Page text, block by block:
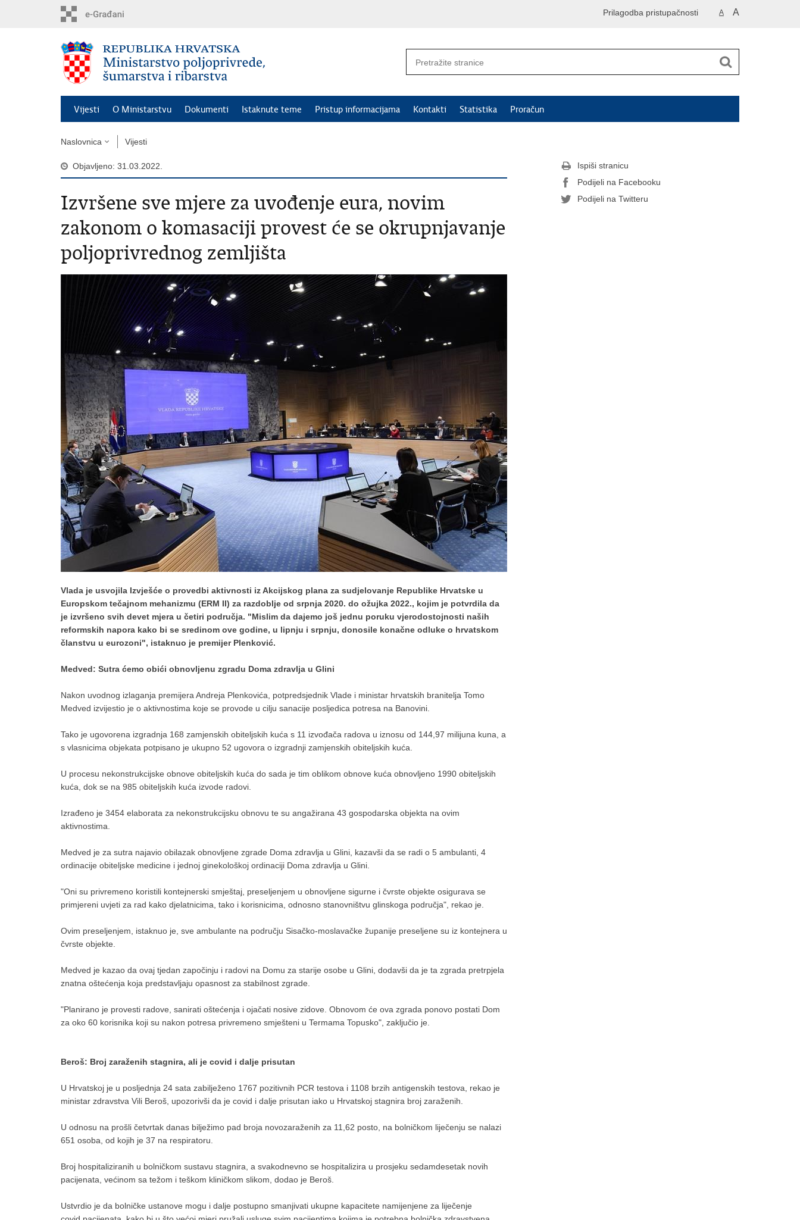
A A
Prilagodba pristupačnosti
Vijesti O Ministarstvu Dokumenti Istaknute teme Pristup informacijama Kontakti Statistika Proračun
Naslovnica Vijesti
Objavljeno: 31.03.2022.
Izvršene sve mjere za uvođenje eura, novim
zakonom o komasaciji provest će se okrupnjavanje
poljoprivrednog zemljišta
Vlada je usvojila Izvješće o provedbi aktivnosti iz Akcijskog plana za sudjelovanje Republike Hrvatske u
Europskom tečajnom mehanizmu (ERM II) za razdoblje od srpnja 2020. do ožujka 2022., kojim je potvrdila da
je izvršeno svih devet mjera u četiri područja. "Mislim da dajemo još jednu poruku vjerodostojnosti naših
reformskih napora kako bi se sredinom ove godine, u lipnju i srpnju, donosile konačne odluke o hrvatskom
članstvu u eurozoni", istaknuo je premijer Plenković.
Medved: Sutra ćemo obići obnovljenu zgradu Doma zdravlja u Glini
Nakon uvodnog izlaganja premijera Andreja Plenkovića, potpredsjednik Vlade i ministar hrvatskih branitelja Tomo
Medved izvijestio je o aktivnostima koje se provode u cilju sanacije posljedica potresa na Banovini.
Tako je ugovorena izgradnja 168 zamjenskih obiteljskih kuća s 11 izvođača radova u iznosu od 144,97 milijuna kuna, a
s vlasnicima objekata potpisano je ukupno 52 ugovora o izgradnji zamjenskih obiteljskih kuća.
U procesu nekonstrukcijske obnove obiteljskih kuća do sada je tim oblikom obnove kuća obnovljeno 1990 obiteljskih
kuća, dok se na 985 obiteljskih kuća izvode radovi.
Izrađeno je 3454 elaborata za nekonstrukcijsku obnovu te su angažirana 43 gospodarska objekta na ovim
aktivnostima.
Medved je za sutra najavio obilazak obnovljene zgrade Doma zdravlja u Glini, kazavši da se radi o 5 ambulanti, 4
ordinacije obiteljske medicine i jednoj ginekološkoj ordinaciji Doma zdravlja u Glini.
"Oni su privremeno koristili kontejnerski smještaj, preseljenjem u obnovljene sigurne i čvrste objekte osigurava se
primjereni uvjeti za rad kako djelatnicima, tako i korisnicima, odnosno stanovništvu glinskoga područja", rekao je.
Ovim preseljenjem, istaknuo je, sve ambulante na području Sisačko-moslavačke županije preseljene su iz kontejnera u
čvrste objekte.
Medved je kazao da ovaj tjedan započinju i radovi na Domu za starije osobe u Glini, dodavši da je ta zgrada pretrpjela
znatna oštećenja koja predstavljaju opasnost za stabilnost zgrade.
"Planirano je provesti radove, sanirati oštećenja i ojačati nosive zidove. Obnovom će ova zgrada ponovo postati Dom
za oko 60 korisnika koji su nakon potresa privremeno smješteni u Termama Topusko", zaključio je.
Beroš: Broj zaraženih stagnira, ali je covid i dalje prisutan
U Hrvatskoj je u posljednja 24 sata zabilježeno 1767 pozitivnih PCR testova i 1108 brzih antigenskih testova, rekao je
ministar zdravstva Vili Beroš, upozorivši da je covid i dalje prisutan iako u Hrvatskoj stagnira broj zaraženih.
U odnosu na prošli četvrtak danas bilježimo pad broja novozaraženih za 11,62 posto, na bolničkom liječenju se nalazi
651 osoba, od kojih je 37 na respiratoru.
Broj hospitaliziranih u bolničkom sustavu stagnira, a svakodnevno se hospitalizira u prosjeku sedamdesetak novih
pacijenata, većinom sa težom i teškom kliničkom slikom, dodao je Beroš.
Ustvrdio je da bolničke ustanove mogu i dalje postupno smanjivati ukupne kapacitete namijenjene za liječenje
Ispiši stranicu
Podijeli na Facebooku
Podijeli na Twitteru